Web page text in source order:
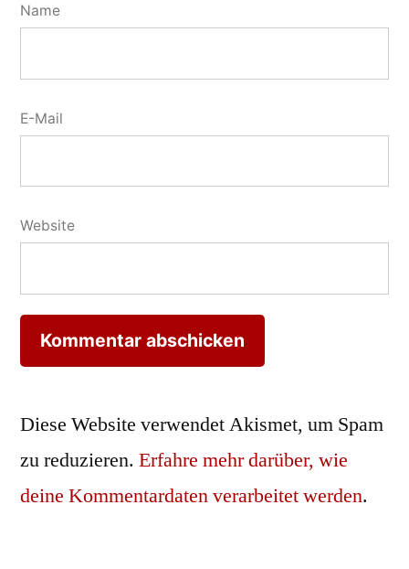
Name
E-Mail
Website
Diese Website verwendet Akismet, um Spam
zu reduzieren. Erfahre mehr darüber, wie
deine Kommentardaten verarbeitet werden.